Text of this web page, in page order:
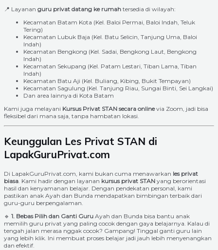
📍 Layanan guru privat datang ke rumah tersedia di wilayah:
Kecamatan Batam Kota (Kel. Baloi Permai, Baloi Indah, Teluk
Tering)
Kecamatan Lubuk Baja (Kel. Batu Selicin, Tanjung Uma, Baloi
Indah)
Kecamatan Bengkong (Kel. Sadai, Bengkong Laut, Bengkong
Indah)
Kecamatan Sekupang (Kel. Patam Lestari, Tiban Lama, Tiban
Indah)
Kecamatan Batu Aji (Kel. Buliang, Kibing, Bukit Tempayan)
Kecamatan Sagulung (Kel. Tanjung Riau, Sungai Binti, Sei Langkai)
Dan area lainnya di Kota Batam
Kami juga melayani Kursus Privat STAN secara onlinevia Zoom, jadi bisa
fleksibel dari mana saja, tanpa hambatan lokasi.
Keunggulan Les Privat STAN di
LapakGuruPrivat.com
Di LapakGuruPrivat.com, kami bukan cuma menawarkan les privat
biasa . Kami hadir dengan layanan kursus privat STAN yang berorientasi
hasil dan kenyamanan belajar. Dengan pendekatan personal, kami
pastikan anak Ayah dan Bunda mendapatkan bimbingan terbaik dari
guru-guru berpengalaman.
🔹 1. Bebas Pilih dan Ganti Guru Ayah dan Bunda bisa bantu anak
memilih guru privat yang paling cocok dengan gaya belajarnya. Kalau di
tengah jalan merasa nggak cocok? Gampang! Tinggal ganti guru lain
yang lebih klik. Ini membuat proses belajar jadi jauh lebih menyenangkan
dan efektif.